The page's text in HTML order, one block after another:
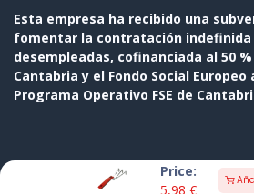
Price:
5,98 €
Esta empresa ha recibido una
fomentar la contratación indefinida
desempleadas, cofinanciada al 50
Cantabria y el Fondo Social
Programa Operativo FSE de